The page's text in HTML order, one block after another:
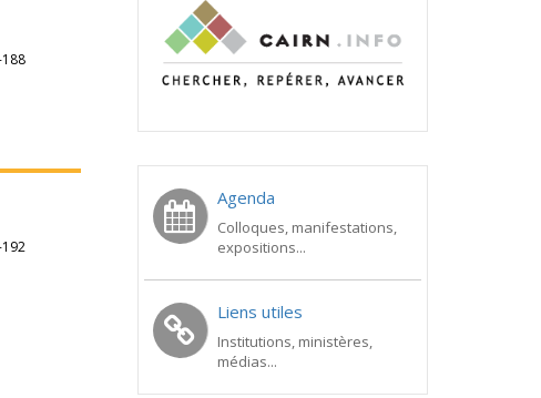
Agenda
Colloques, manifestations,
expositions...
Liens utiles
Institutions, ministères,
médias...